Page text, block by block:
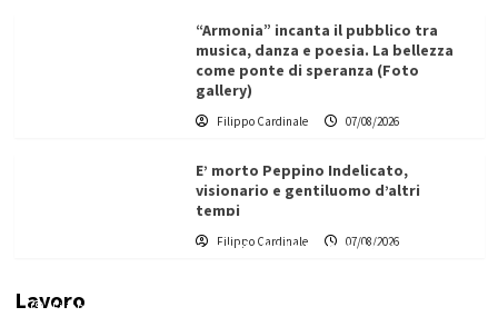
“Armonia” incanta il pubblico tra
musica, danza e poesia. La bellezza
come ponte di speranza (Foto
gallery)
Filippo Cardinale 07/08/2026
E’ morto Peppino Indelicato,
visionario e gentiluomo d’altri
tempi
Filippo Cardinale 07/08/2026
Lavoro
L’ingegnere saccense Buscarnera partner chiave
di un progetto transnazionale per la transizione
Filippo Cardinale